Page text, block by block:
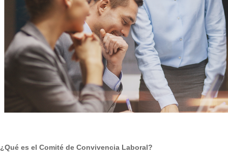
¿Qué es el Comité de Convivencia Laboral?